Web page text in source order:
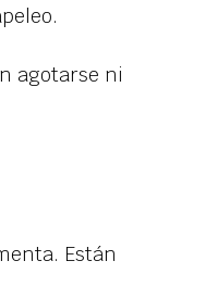
agotarse ni
Están